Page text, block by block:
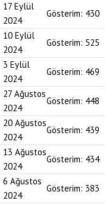
17 Eylül
2024
Gösterim: 430
10 Eylül
2024
Gösterim: 525
3 Eylül
2024
Gösterim: 469
27 Ağustos
2024
Gösterim: 448
20 Ağustos
2024
Gösterim: 439
13 Ağustos
2024
Gösterim: 434
6 Ağustos
2024
Gösterim: 383